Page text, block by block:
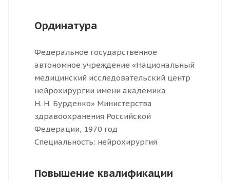
Ординатура
Федеральное государственное
автономное учреждение «Национальный
медицинский исследовательский центр
нейрохирургии имени академика
Н. Н. Бурденко» Министерства
здравоохранения Российской
Федерации, 1970 год
Специальность: нейрохирургия
Повышение квалификации